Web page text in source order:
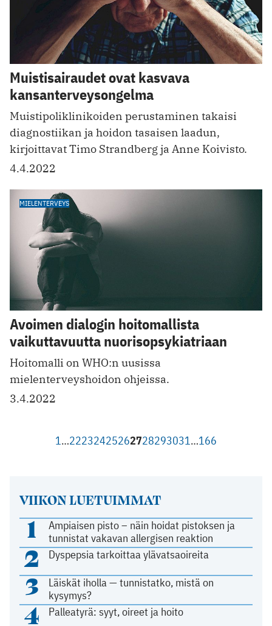
Muistisairaudet ovat kasvava
kansanterveysongelma
Muistipoliklinikoiden perustaminen takaisi
diagnostiikan ja hoidon tasaisen laadun,
kirjoittavat Timo Strandberg ja Anne Koivisto.
4.4.2022
MIELENTERVEYS
Avoimen dialogin hoitomallista
vaikuttavuutta nuorisopsykiatriaan
Hoitomalli on WHO:n uusissa
mielenterveyshoidon ohjeissa.
3.4.2022
1…22232425262728293031…166
VIIKON LUETUIMMAT
1
Ampiaisen pisto – näin hoidat pistoksen ja
tunnistat vakavan allergisen reaktion
2 Dyspepsia tarkoittaa ylävatsaoireita
3
Läiskät iholla — tunnistatko, mistä on
kysymys?
4 Palleatyrä: syyt, oireet ja hoito